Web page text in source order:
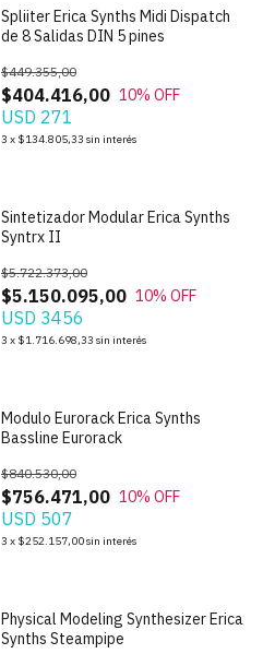
Spliiter Erica Synths Midi Dispatch
de 8 Salidas DIN 5 pines
$404.416,00
$449.355,00
10% OFF
USD 271
3 x $134.805,33 sin interés
Sintetizador Modular Erica Synths
Syntrx II
$5.150.095,00
$5.722.373,00
10% OFF
USD 3456
3 x $1.716.698,33 sin interés
Modulo Eurorack Erica Synths
Bassline Eurorack
$756.471,00
$840.530,00
10% OFF
USD 507
3 x $252.157,00sin interés
Physical Modeling Synthesizer Erica
Synths Steampipe